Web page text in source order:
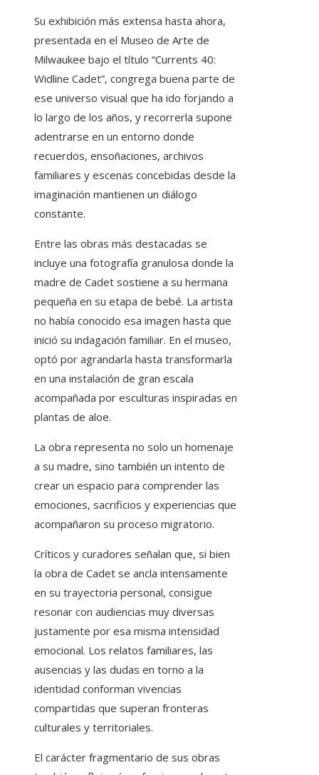
Su exhibición más extensa hasta ahora,
presentada en el Museo de Arte de
Milwaukee bajo el título “Currents 40:
Widline Cadet”, congrega buena parte de
ese universo visual que ha ido forjando a
lo largo de los años, y recorrerla supone
adentrarse en un entorno donde
recuerdos, ensoñaciones, archivos
familiares y escenas concebidas desde la
imaginación mantienen un diálogo
constante.
Entre las obras más destacadas se
incluye una fotografía granulosa donde la
madre de Cadet sostiene a su hermana
pequeña en su etapa de bebé. La artista
no había conocido esa imagen hasta que
inició su indagación familiar. En el museo,
optó por agrandarla hasta transformarla
en una instalación de gran escala
acompañada por esculturas inspiradas en
plantas de aloe.
La obra representa no solo un homenaje
a su madre, sino también un intento de
crear un espacio para comprender las
emociones, sacrificios y experiencias que
acompañaron su proceso migratorio.
Críticos y curadores señalan que, si bien
la obra de Cadet se ancla intensamente
en su trayectoria personal, consigue
resonar con audiencias muy diversas
justamente por esa misma intensidad
emocional. Los relatos familiares, las
ausencias y las dudas en torno a la
identidad conforman vivencias
compartidas que superan fronteras
culturales y territoriales.
El carácter fragmentario de sus obras